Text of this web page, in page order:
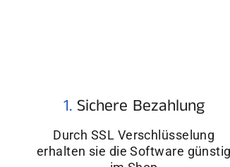
1. Sichere Bezahlung
Durch SSL Verschlüsselung
erhalten sie die Software günstig